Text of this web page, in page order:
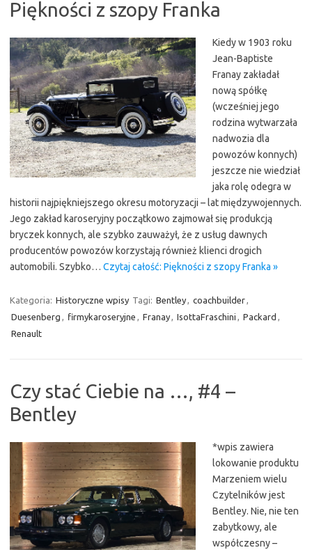
Piękności z szopy Franka
Kiedy w 1903 roku
Jean-Baptiste
Franay zakładał
nową spółkę
(wcześniej jego
rodzina wytwarzała
nadwozia dla
powozów konnych)
jeszcze nie wiedział
jaka rolę odegra w
historii najpiękniejszego okresu motoryzacji – lat międzywojennych.
Jego zakład karoseryjny początkowo zajmował się produkcją
bryczek konnych, ale szybko zauważył, że z usług dawnych
producentów powozów korzystają również klienci drogich
automobili. Szybko… Czytaj całość: Piękności z szopy Franka »
Kategoria: Historyczne wpisy Tagi: Bentley, coachbuilder,
Duesenberg , firmykaroseryjne , Franay, IsottaFraschini , Packard ,
Renault
Czy stać Ciebie na …, #4 –
Bentley
*wpis zawiera
lokowanie produktu
Marzeniem wielu
Czytelników jest
Bentley. Nie, nie ten
zabytkowy, ale
współczesny –